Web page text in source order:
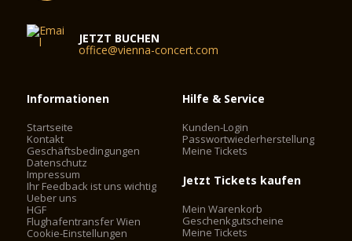
JETZT BUCHEN
office@vienna-concert.com
Informationen
Startseite
Kontakt
Geschäftsbedingungen
Datenschutz
Impressum
Ihr Feedback ist uns wichtig
Ueber uns
HGF
Flughafentransfer Wien
Cookie-Einstellungen
Hilfe & Service
Kunden-Login
Passwortwiederherstellung
Meine Tickets
Jetzt Tickets kaufen
Mein Warenkorb
Geschenkgutscheine
Meine Tickets